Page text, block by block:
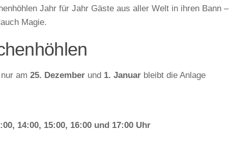
Jahr für Jahr Gäste aus aller Welt in ihren Bann –
Magie.
am 25. Dezember und 1. Januar bleibt die Anlage
14:00, 15:00, 16:00 und 17:00 Uhr